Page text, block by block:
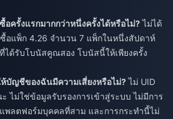
ครั้งแรกมากกว่าหนึ่งครั้งได้หรือไม่?ไม่ได้
อแพ็ก 4.26 จำนวน 7 แพ็กในหนึ่งสัปดาห์
ได้รับโบนัสคูณสอง โบนัสนี้ให้เพียงครั้ง
ห้บัญชีของฉันมีความเสี่ยงหรือไม่?ไม่ UID
ไม่ใช่ข้อมูลรับรองการเข้าสู่ระบบ ไม่มีการ
พลตฟอร์มบุคคลที่สาม และการกระทำนี้ไม่